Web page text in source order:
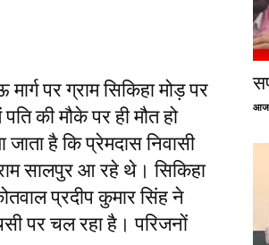
पर ग्राम सिकिहा मोड़ पर
की मौके पर ही मौत हो
है कि प्रेमदास निवासी
सालपुर आ रहे थे। सिकिहा
प्रदीप कुमार सिंह ने
पर चल रहा है। परिजनों
आज